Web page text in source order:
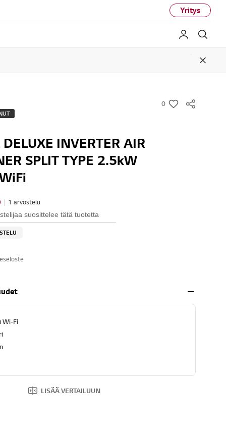
Yritys
My LG
Close
0
w
DELUXE INVERTER AIR
SPLIT TYPE 2.5kW
| 1 arvostelu
suosittelee tätä tuotetta
Wi-Fi
LISÄÄ VERTAILUUN